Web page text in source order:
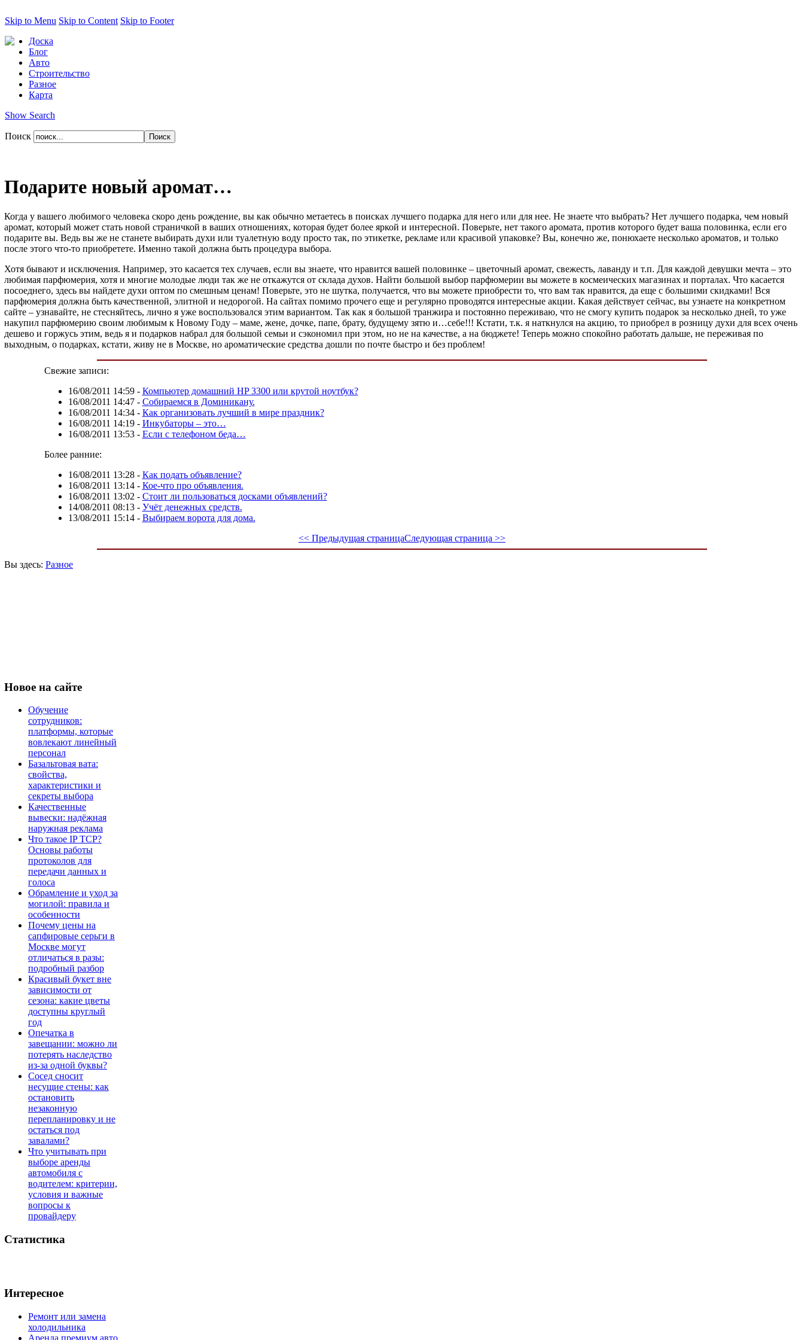
Skip to Menu Skip to Content Skip to Footer
Доска
Блог
Авто
Строительство
Разное
Карта
Show Search
Поиск
Подарите новый аромат…
Когда у вашего любимого человека скоро день рождение, вы как обычно метаетесь в поисках лучшего подарка для него или для нее. Не знаете что выбрать? Нет лучшего подарка, чем новый
аромат, который может стать новой страничкой в ваших отношениях, которая будет более яркой и интересной. Поверьте, нет такого аромата, против которого будет ваша половинка, если его
подарите вы. Ведь вы же не станете выбирать духи или туалетную воду просто так, по этикетке, рекламе или красивой упаковке? Вы, конечно же, понюхаете несколько ароматов, и только
после этого что-то приобретете. Именно такой должна быть процедура выбора.
Хотя бывают и исключения. Например, это касается тех случаев, если вы знаете, что нравится вашей половинке – цветочный аромат, свежесть, лаванду и т.п. Для каждой девушки мечта – это
любимая парфюмерия, хотя и многие молодые люди так же не откажутся от склада духов. Найти большой выбор парфюмерии вы можете в космеических магазинах и порталах. Что касается
посоеднего, здесь вы найдете духи оптом по смешным ценам! Поверьте, это не шутка, получается, что вы можете приобрести то, что вам так нравится, да еще с большими скидками! Вся
парфюмерия должна быть качественной, элитной и недорогой. На сайтах помимо прочего еще и регулярно проводятся интересные акции. Какая действует сейчас, вы узнаете на конкретном
сайте – узнавайте, не стесняйтесь, лично я уже воспользовался этим вариантом. Так как я большой транжира и постоянно переживаю, что не смогу купить подарок за несколько дней, то уже
накупил парфюмерию своим любимым к Новому Году – маме, жене, дочке, папе, брату, будущему зятю и…себе!!! Кстати, т.к. я наткнулся на акцию, то приобрел в розницу духи для всех очень
дешево и горжусь этим, ведь я и подарков набрал для большой семьи и сэкономил при этом, но не на качестве, а на бюджете! Теперь можно спокойно работать дальше, не переживая по
выходным, о подарках, кстати, живу не в Москве, но ароматические средства дошли по почте быстро и без проблем!
Свежие записи:
16/08/2011 14:59- Компьютер домашний HP 3300 или крутой ноутбук?
16/08/2011 14:47- Собираемся в Доминикану.
16/08/2011 14:34- Как организовать лучший в мире праздник?
16/08/2011 14:19- Инкубаторы – это…
16/08/2011 13:53- Если с телефоном беда…
Более ранние:
16/08/2011 13:28- Как подать объявление?
16/08/2011 13:14- Кое-что про объявления.
16/08/2011 13:02 - Стоит ли пользоваться досками объявлений?
14/08/2011 08:13- Учёт денежных средств.
13/08/2011 15:14- Выбираем ворота для дома.
<< Предыдущая страницаСледующая страница >>
Вы здесь: Разное
Новое на сайте
Обучение
сотрудников:
платформы, которые
вовлекают линейный
персонал
Базальтовая вата:
свойства,
характеристики и
секреты выбора
Качественные
вывески: надёжная
наружная реклама
Что такое IP TCP?
Основы работы
протоколов для
передачи данных и
голоса
Обрамление и уход за
могилой: правила и
особенности
Почему цены на
сапфировые серьги в
Москве могут
отличаться в разы:
подробный разбор
Красивый букет вне
зависимости от
сезона: какие цветы
доступны круглый
год
Опечатка в
завещании: можно ли
потерять наследство
из-за одной буквы?
Сосед сносит
несущие стены: как
остановить
незаконную
перепланировку и не
остаться под
завалами?
Что учитывать при
выборе аренды
автомобиля с
водителем: критерии,
условия и важные
вопросы к
провайдеру
Статистика
Интересное
Ремонт или замена
холодильника